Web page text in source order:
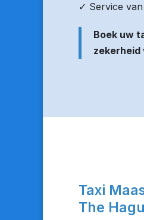
✓ Service
Boek uw
zekerheid
Taxi
The